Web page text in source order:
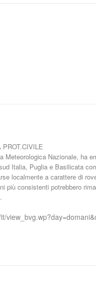
Meteorologica Nazionale, ha
Italia, Puglia e Basilicata
localmente a carattere di
più consistenti potrebbero